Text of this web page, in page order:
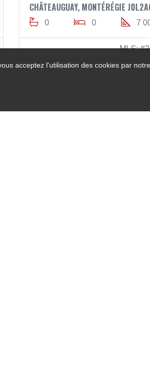
CHÂTEAUGUAY, MONTÉRÉGIE
0 0 7
MLS:
acceptez l'utilisation des cookies par